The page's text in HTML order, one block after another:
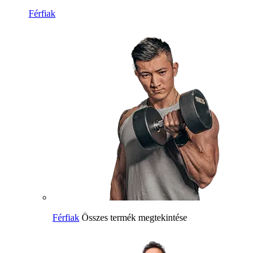
Férfiak
Férfiak Összes termék megtekintése